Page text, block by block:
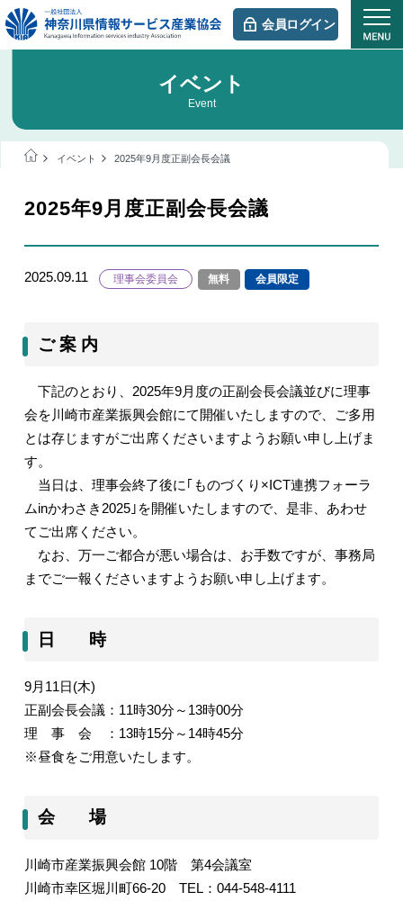
会員ログイン
イベント
Event
イベント 2025年9月度正副会長会議
2025年9月度正副会長会議
2025.09.11 理事会委員会 無料 会員限定
ご 案 内
下記のとおり、 2025年9月度の正副会長会議並びに理事
会を川崎市産業振興会館にて開催いたしますので、ご多用
とは存じますがご出席くださいますようお願い申し上げま
す。
当日は、理事会終了後に｢ものづくり×ICT連携フォーラ
ムinかわさき 2025｣を開催いたしますので、是非、あわせ
てご出席ください。
なお、万一ご都合が悪い場合は、お手数ですが、事務局
までご一報くださいますようお願い申し上げます。
日 時
9月 11日(木)
正副会長会議： 11時30分～ 13時00分
理 事 会 ： 13時15分～ 14時45分
※昼食をご用意いたします。
会 場
川崎市産業振興会館10階 第4会議室
川崎市幸区堀川町66-20 TEL： 044-548-4111